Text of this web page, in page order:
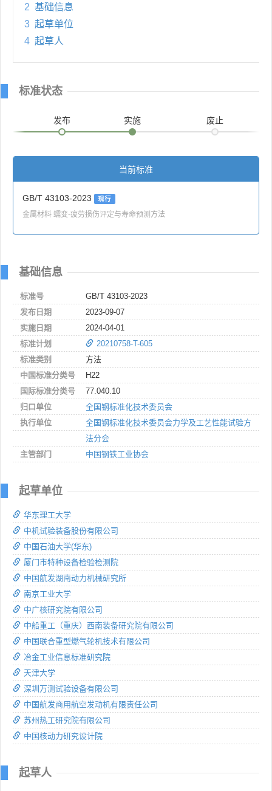
2 基础信息
3 起草单位
4 起草人
标准状态
发布 实施 废止
当前标准
GB/T 43103-2023 现行
金属材料 蠕变-疲劳损伤评定与寿命预测方法
基础信息
标准号
GB/T 43103-2023
发布日期
2023-09-07
实施日期
2024-04-01
标准计划
20210758-T-605
标准类别
方法
中国标准分类号
H22
国际标准分类号
77.040.10
归口单位
全国钢标准化技术委员会
执行单位
全国钢标准化技术委员会力学及工艺性能试验方
法分会
主管部门
中国钢铁工业协会
起草单位
华东理工大学
中机试验装备股份有限公司
中国石油大学(华东)
厦门市特种设备检验检测院
中国航发湖南动力机械研究所
南京工业大学
中广核研究院有限公司
中船重工（重庆）西南装备研究院有限公司
中国联合重型燃气轮机技术有限公司
冶金工业信息标准研究院
天津大学
深圳万测试验设备有限公司
中国航发商用航空发动机有限责任公司
苏州热工研究院有限公司
中国核动力研究设计院
起草人